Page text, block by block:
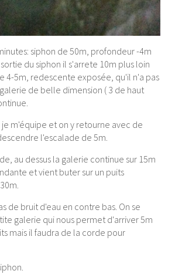
siphon de 50m, profondeur -4m
du siphon il s'arrete 10m plus loin
4-5m, redescente exposée, qu'il n'a pas
de belle dimension ( 3 de haut
m'équipe et on y retourne avec de
l'escalade de 5m.
au dessus la galerie continue sur 15m
et vient buter sur un puits
de bruit d'eau en contre bas. On se
galerie qui nous permet d'arriver 5m
mais il faudra de la corde pour